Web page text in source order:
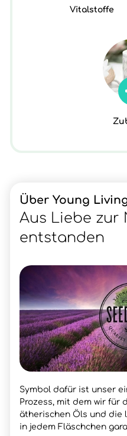
Vitalstoffe
Über Young
Aus Liebe zur
entstanden
Symbol dafür ist unser
Prozess, mit dem wir für
ätherischen Öls und die
in jedem Fläschchen